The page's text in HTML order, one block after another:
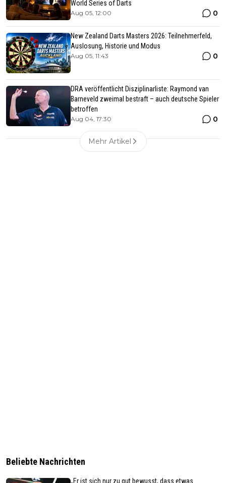
World Series of Darts
Aug 05, 12:00 0
New Zealand Darts Masters 2026: Teilnehmerfeld,
Auslosung, Historie und Modus
Aug 05, 11:43 0
DRA veröffentlicht Disziplinarliste: Raymond van
Barneveld zweimal bestraft – auch deutsche Spieler
betroffen
Aug 04, 17:30 0
Mehr Artikel
Beliebte Nachrichten
„Er ist sich nur zu gut bewusst, dass etwas